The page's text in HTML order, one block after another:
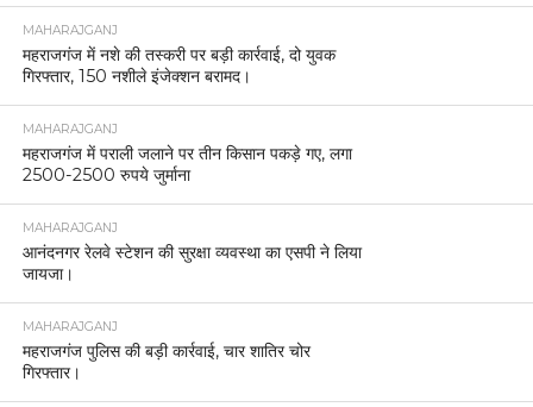
MAHARAJGANJ
महराजगंज में नशे की तस्करी पर बड़ी कार्रवाई, दो युवक
गिरफ्तार, 150 नशीले इंजेक्शन बरामद।
MAHARAJGANJ
महराजगंज में पराली जलाने पर तीन किसान पकड़े गए, लगा
2500-2500 रुपये जुर्माना
MAHARAJGANJ
आनंदनगर रेलवे स्टेशन की सुरक्षा व्यवस्था का एसपी ने लिया
जायजा।
MAHARAJGANJ
महराजगंज पुलिस की बड़ी कार्रवाई, चार शातिर चोर
गिरफ्तार।